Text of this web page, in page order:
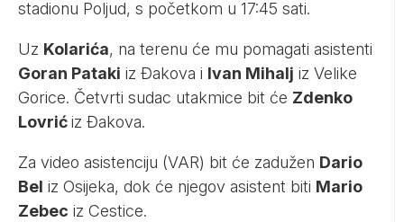
stadionu Poljud, s početkom u 17:45 sati.
Uz Kolarića, na terenu će mu pomagati asistenti
Goran Pataki iz Đakova i Ivan Mihalj iz Velike
Gorice. Četvrti sudac utakmice bit će Zdenko
Lovrićiz Đakova.
Za video asistenciju (VAR) bit će zadužen Dario
Bel iz Osijeka, dok će njegov asistent biti Mario
Zebec iz Cestice.